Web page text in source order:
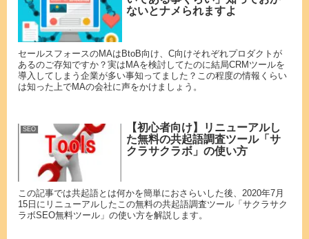
ないとナメられますよ
セールスフォースのMAはBtoB向け、C向けそれぞれプロダクトが
あるのご存知ですか？実はMAを検討してたのに結局CRMツールを
導入してしまう企業が多い事知ってました？この程度の情報くらい
は知った上でMAの会社に声をかけましょう。
SEO
【初心者向け】リニューアルし
た無料の共起語調査ツール「サ
クラサクラボ」の使い方
この記事では共起語とは何かを簡単におさらいした後、2020年7月
15日にリニューアルしたこの無料の共起語調査ツール「サクラサク
ラボSEO無料ツール」の使い方を解説します。